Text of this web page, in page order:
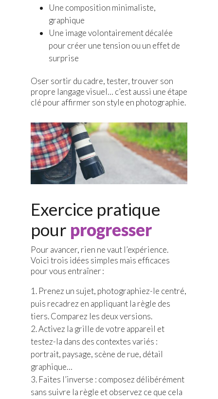
Une composition minimaliste,
graphique
Une image volontairement décalée
pour créer une tension ou un effet de
surprise
Oser sortir du cadre, tester, trouver son
propre langage visuel… c’est aussi une étape
clé pour affirmer son style en photographie.
Exercice pratique
pour progresser
Pour avancer, rien ne vaut l’expérience.
Voici trois idées simples mais efficaces
pour vous entraîner :
Prenez un sujet, photographiez-le centré,
puis recadrez en appliquant la règle des
tiers. Comparez les deux versions.
Activez la grille de votre appareil et
testez-la dans des contextes variés :
portrait, paysage, scène de rue, détail
graphique…
Faites l’inverse : composez délibérément
sans suivre la règle et observez ce que cela